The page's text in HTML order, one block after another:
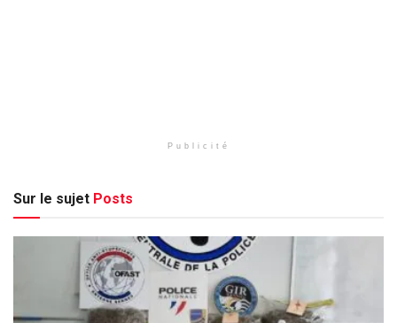
Publicité
Sur le sujet Posts